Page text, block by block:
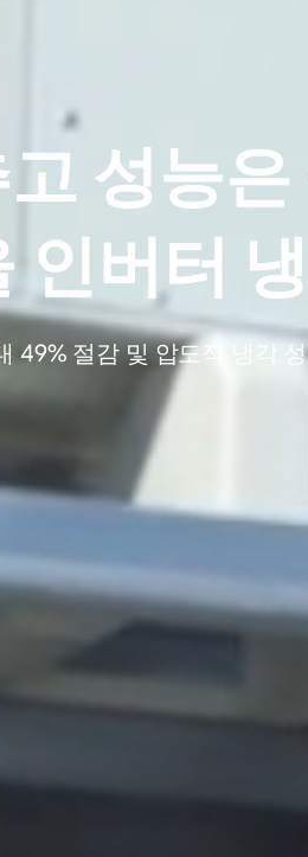
성능
버터 냉
49% 절감 및 압도적 냉각